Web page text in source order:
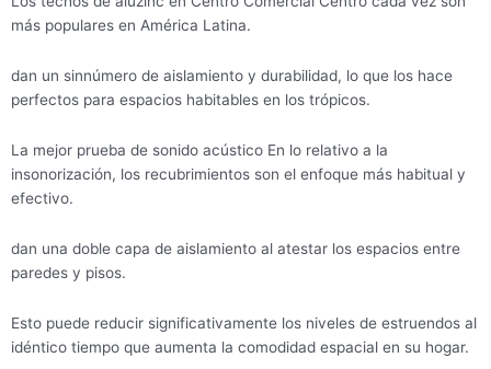
más populares en América Latina.
dan un sinnúmero de aislamiento y durabilidad, lo que los hace
perfectos para espacios habitables en los trópicos.
La mejor prueba de sonido acústico En lo relativo a la
insonorización, los recubrimientos son el enfoque más habitual y
efectivo.
dan una doble capa de aislamiento al atestar los espacios entre
paredes y pisos.
Esto puede reducir significativamente los niveles de estruendos al
idéntico tiempo que aumenta la comodidad espacial en su hogar.